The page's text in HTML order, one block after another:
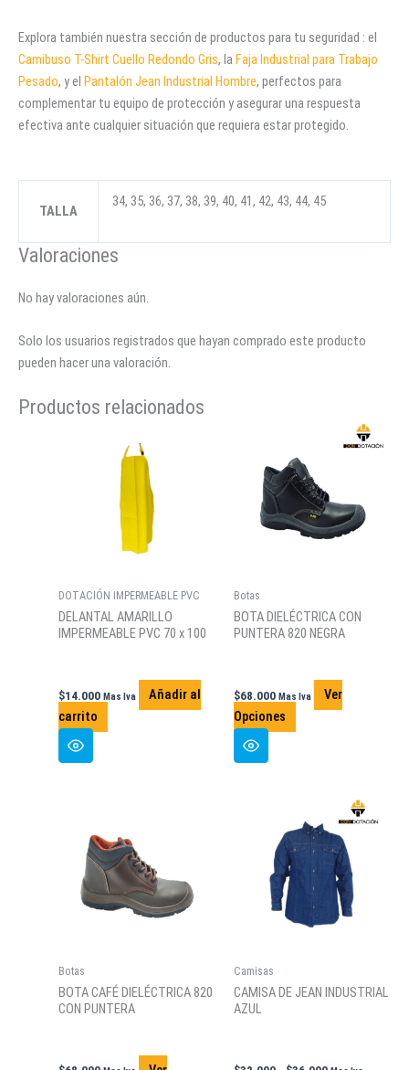
Explora también nuestra sección de productos para tu seguridad : el
Camibuso T-Shirt Cuello Redondo Gris, la Faja Industrial para Trabajo
Pesado, y el Pantalón Jean Industrial Hombre, perfectos para
complementar tu equipo de protección y asegurar una respuesta
efectiva ante cualquier situación que requiera estar protegido.
TALLA
34, 35, 36, 37, 38, 39, 40, 41, 42, 43, 44, 45
Valoraciones
No hay valoraciones aún.
Solo los usuarios registrados que hayan comprado este producto
pueden hacer una valoración.
Productos relacionados
DOTACIÓN IMPERMEABLE PVC
DELANTAL AMARILLO
IMPERMEABLE PVC 70 x 100
$14.000 Mas Iva
Añadir al
carrito
Botas
BOTA DIELÉCTRICA CON
PUNTERA 820 NEGRA
$68.000 Mas Iva
Ver
Opciones
Las
opciones
pueden
elegir
de
Botas
BOTA CAFÉ DIELÉCTRICA 820
CON PUNTERA
Camisas
CAMISA DE JEAN INDUSTRIAL
AZUL
Rango